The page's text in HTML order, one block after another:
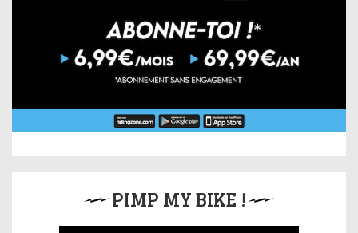
PIMP MY BIKE !